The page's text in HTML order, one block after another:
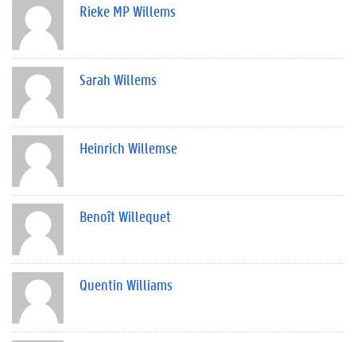
Rieke MP Willems
Sarah Willems
Heinrich Willemse
Benoît Willequet
Quentin Williams